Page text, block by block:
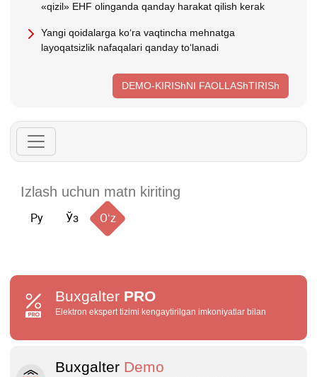
«qizil» EHF olinganda qanday harakat qilish kerak
Yangi qoidalarga koʻra vaqtincha mehnatga
layoqatsizlik nafaqalari qanday toʻlanadi
DEMO-KIRIShNI FAOLLAShTIRISh
Ру Ўз Oʻz
Buxgalter PRO
Elektron ekspert tizimi kengaytirilgan imkoniyatlar bilan
Buxgalter Demo